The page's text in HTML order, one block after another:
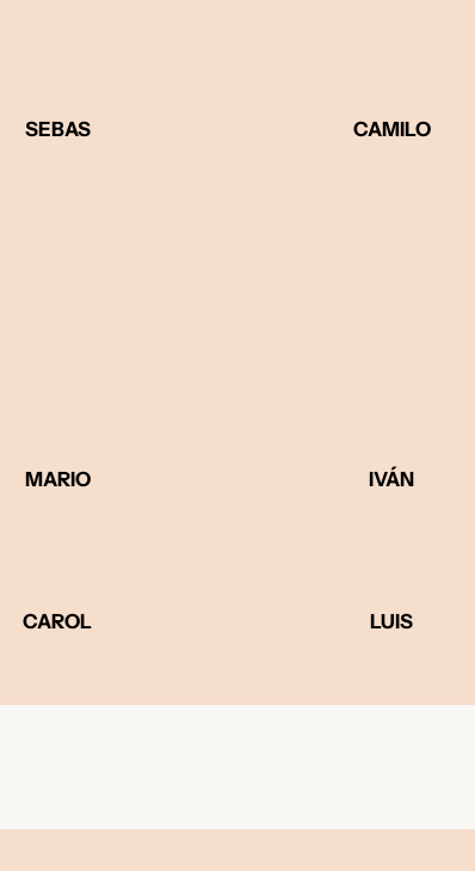
SEBAS CAMILO
MARIO IVÁN
CAROL LUIS